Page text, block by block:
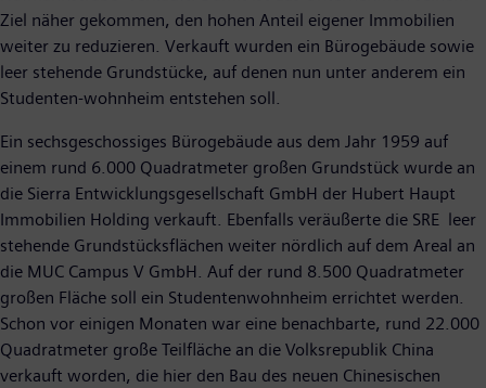
Ziel näher gekommen, den hohen Anteil eigener Immobilien
weiter zu reduzieren. Verkauft wurden ein Bürogebäude sowie
leer stehende Grundstücke, auf denen nun unter anderem ein
Studenten-wohnheim entstehen soll.
Ein sechsgeschossiges Bürogebäude aus dem Jahr 1959 auf
einem rund 6.000 Quadratmeter großen Grundstück wurde an
die Sierra Entwicklungsgesellschaft GmbH der Hubert Haupt
Immobilien Holding verkauft. Ebenfalls veräußerte die SRE leer
stehende Grundstücksflächen weiter nördlich auf dem Areal an
die MUC Campus V GmbH. Auf der rund 8.500 Quadratmeter
großen Fläche soll ein Studentenwohnheim errichtet werden.
Schon vor einigen Monaten war eine benachbarte, rund 22.000
Quadratmeter große Teilfläche an die Volksrepublik China
verkauft worden, die hier den Bau des neuen Chinesischen